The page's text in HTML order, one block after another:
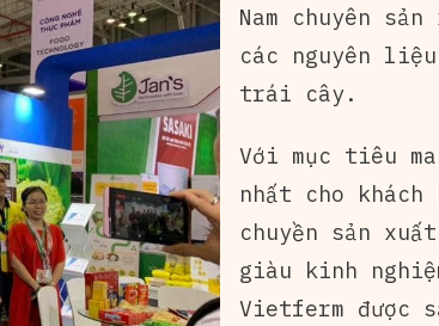
Nam chuyên
các nguyên
trái cây.
Với mục tiêu
nhất cho
chuyền sản
giàu kinh
Vietferm được